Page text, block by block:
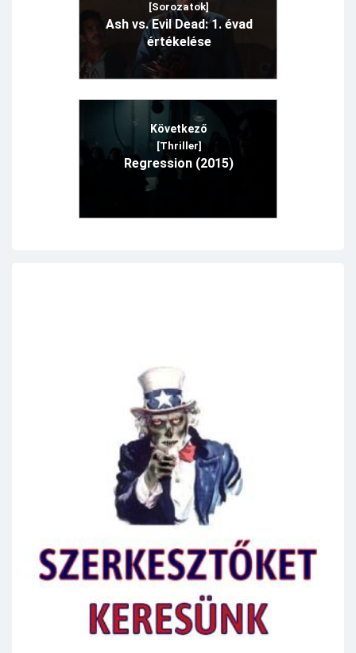
[Sorozatok]
Ash vs. Evil Dead: 1. évad
értékelése
Következő
[Thriller]
Regression (2015)